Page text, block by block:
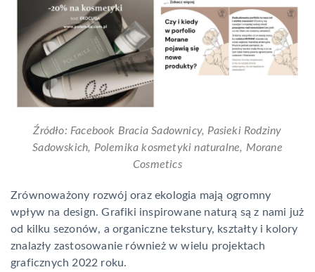
Źródło: Facebook Bracia Sadownicy, Pasieki Rodziny
Sadowskich, Polemika kosmetyki naturalne, Morane
Cosmetics
Zrównoważony rozwój oraz ekologia mają ogromny
wpływ na design. Grafiki inspirowane naturą są z nami już
od kilku sezonów, a organiczne tekstury, kształty i kolory
znalazły zastosowanie również w wielu projektach
graficznych 2022 roku.